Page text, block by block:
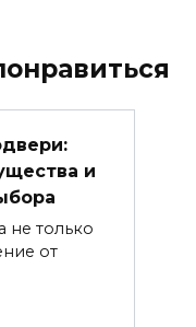
и
не только
от